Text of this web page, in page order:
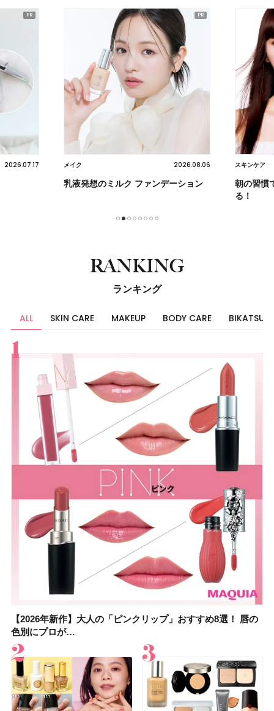
2026.08.06 スキンケア 2026.07.22
朝の習慣でメイクの仕上がりが変わ
スキンケア
諦めてい
RANKING
ランキング
ALL SKIN CARE MAKEUP BODY CARE BIKATSU
すべて
【2026年新作】大人の「ピンクリップ」おすすめ8選！ 唇の
色別にプロが…
スキンケア
【上田竜也さんのマイベストコスメ５選】大人になって開眼
したからこそ愛が深…
メイク
【2026年新作】大人の「ピンクリップ」おすすめ8選！ 唇の
色別にプロが…
ボディケア
【2026夏】「香水・フレグランス」ランキングTOP5！＜美
容マニア・マ…
美活
【2026年最新】ダイエットや腸活におすすめの食品・ドリン
ク6選！ 美活…
ヘア
【2026年夏】40代におすすめの髪型30選！ 若く見える・手
入れが楽な…
ライフスタイル
【フォロー＆いいねで当たる】中国割烹旅館 掬水亭の宿泊券
を1組2名様にプ…
ビューティーズ
【セザンヌ】8/7新色追加！「ウォータリーティントリップ
」10モモピュ…